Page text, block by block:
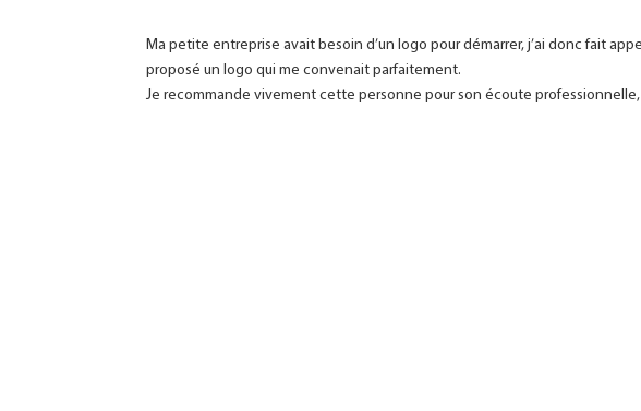
Ma petite entreprise avait besoin d’un logo pour démarrer, j’ai donc fait
proposé un logo qui me convenait parfaitement.
Je recommande vivement cette personne pour son écoute